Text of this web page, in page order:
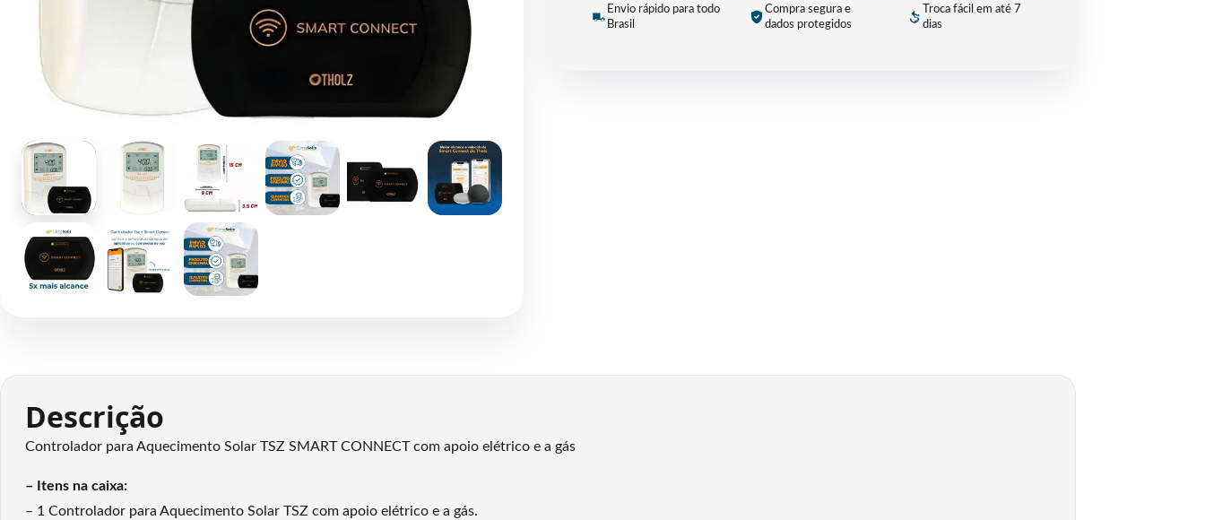
1 / 9
Envio rápido para todo
Brasil
Compra segura e
dados protegidos
Troca fácil em até 7
dias
Descrição
Controlador para Aquecimento Solar TSZ SMART CONNECT com apoio elétrico e a gás
– Itens na caixa:
– 1 Controlador para Aquecimento Solar TSZ com apoio elétrico e a gás.